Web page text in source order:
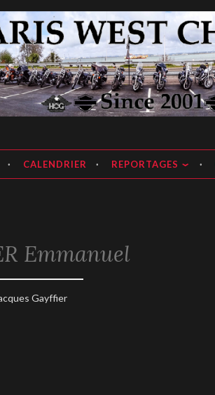
CALENDRIER REPORTAGES
Emmanuel
Gayffier